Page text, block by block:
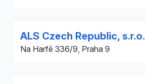
ALS Czech Republic, s.r.o.
Na Harfě 336/9, Praha 9